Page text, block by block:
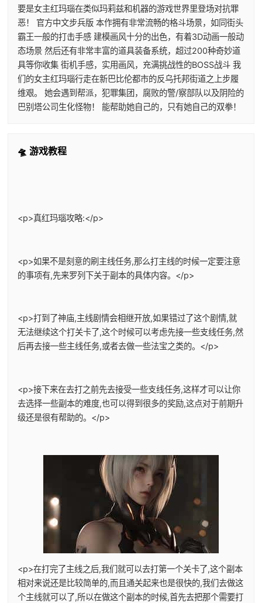
要是女主红玛瑙在类似玛莉兹和机器的游戏世界里登场对抗罪
恶！ 官方中文步兵版 本作拥有非常流畅的格斗场景，如同街头
霸王一般的打击手感 建模画风十分的出色，有着3D动画一般动
态场景 然后还有非常丰富的道具装备系统，超过200种奇妙道
具等你收集 街机手感，实用画风，充满挑战性的BOSS战斗 我
们的女主红玛瑙行走在新巴比伦都市的反乌托邦街道之上步履
维艰。 她会遇到帮派，犯罪集团，腐败的警/察部队以及阴险的
巴别塔公司生化怪物！ 能帮助她自己的，只有她自己的双拳！
🛸 游戏教程
<p>真红玛瑙攻略:</p>
<p>如果不是刻意的刷主线任务,那么打主线的时候一定要注意
的事项有,先来罗列下关于副本的具体内容。</p>
<p>打到了神庙,主线剧情会相继开放,如果错过了这个剧情,就
无法继续这个打关卡了,这个时候可以考虑先接一些支线任务,然
后再去接一些主线任务,或者去做一些法宝之类的。</p>
<p>接下来在去打之前先去接受一些支线任务,这样才可以让你
去选择一些副本的难度,也可以得到很多的奖励,这点对于前期升
级还是很有帮助的。</p>
<p>在打完了主线之后,我们就可以去打第一个关卡了,这个副本
相对来说还是比较简单的,而且通关起来也是很快的,我们去做这
个主线就可以了,所以在做这个副本的时候,首先去把那个需要打